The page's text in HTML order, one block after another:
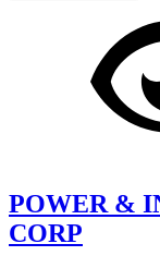
POWER &
CORP